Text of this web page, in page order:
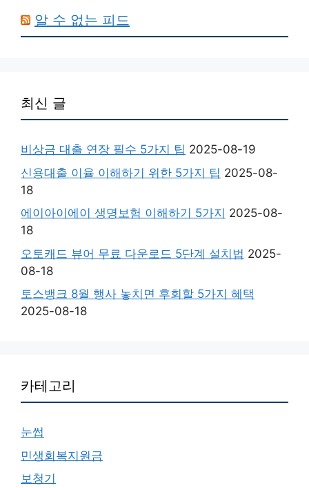
알 수 없는 피드
최신 글
비상금 대출 연장 필수 5가지 팁 2025-08-19
신용대출 이율 이해하기 위한 5가지 팁 2025-08-
18
에이아이에이 생명보험 이해하기 5가지 2025-08-
18
오토캐드 뷰어 무료 다운로드 5단계 설치법 2025-
08-18
토스뱅크 8월 행사 놓치면 후회할 5가지 혜택
2025-08-18
카테고리
눈썹
민생회복지원금
보청기